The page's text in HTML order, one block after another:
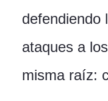
defendiendo
ataques a
misma raíz: